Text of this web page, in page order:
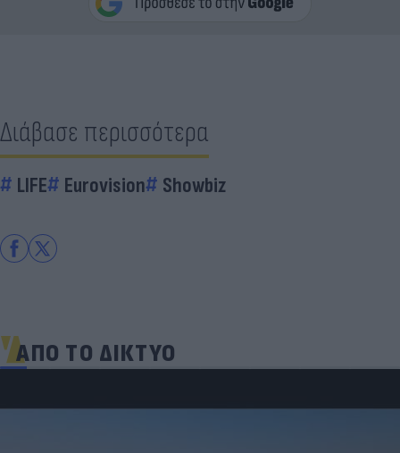
Διάβασε περισσότερα
LIFE Eurovision Showbiz
ΑΠΟ ΤΟ ΔΙΚΤΥΟ